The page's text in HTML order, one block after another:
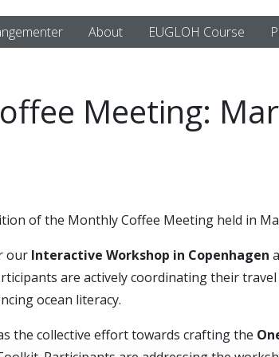
About EUGLOH Course
Meeting:
of the Monthly Coffee Meeting held in
our Interactive Workshop in Copenhagen
are actively coordinating their
ocean literacy.
the collective effort towards crafting the